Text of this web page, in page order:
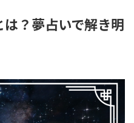
？夢占いで解き明